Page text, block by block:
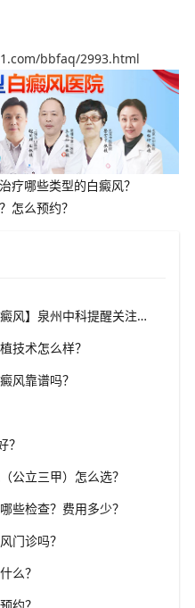
bbfaq/2993.html
疗哪些类型的白癜风？
怎么预约？
【染发剂、化妆品也可能诱发白癜风】泉州中科提醒关注化学物质风险
技术怎么样？
风靠谱吗？
公立三甲）怎么选？
些检查？费用多少？
门诊吗？
么？